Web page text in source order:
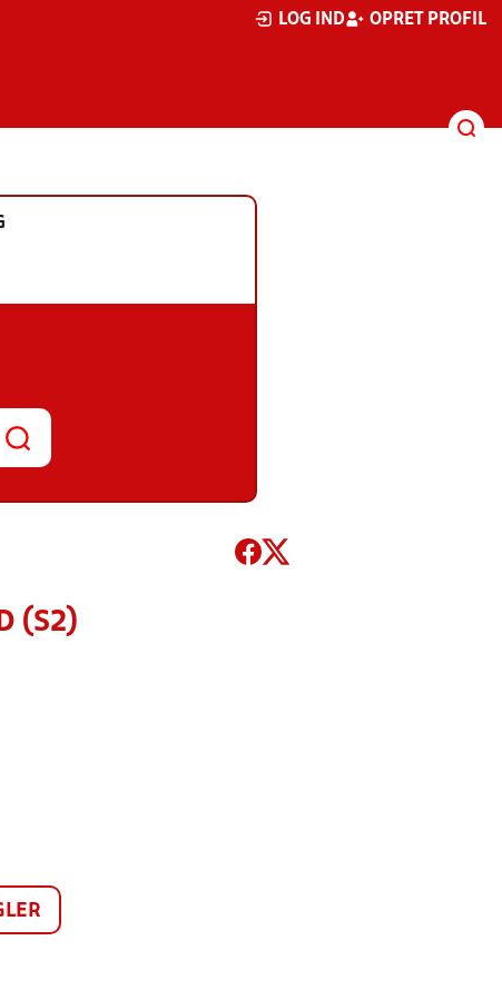
LOG IND OPRET PROFIL
(S2)